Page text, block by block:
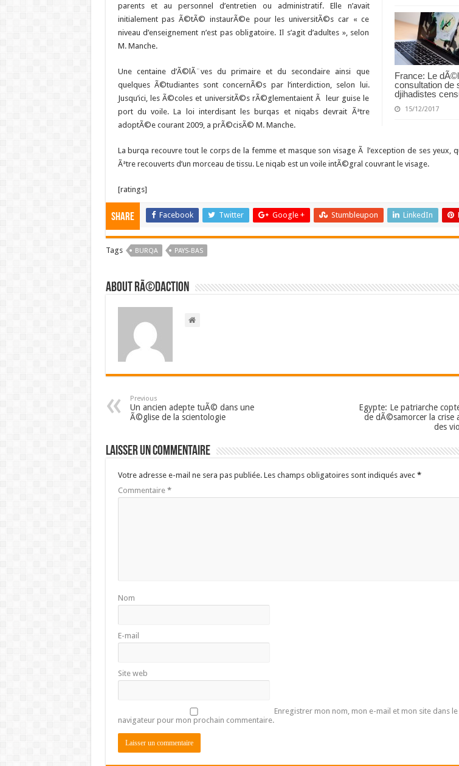
France: Le
consultation de
djihadistes
15/12/2017
parents et au personnel d’entretien ou administratif. Elle n’avait
initialement pas Ã©tÃ© instaurÃ©e pour les universitÃ©s car « ce
niveau d’enseignement n’est pas obligatoire. Il s’agit d’adultes », selon
M. Manche.
Une centaine d’Ã©lÃ¨ves du primaire et du secondaire ainsi que
quelques Ã©tudiantes sont concernÃ©s par l’interdiction, selon lui.
Jusqu’ici, les Ã©coles et universitÃ©s rÃ©glementaient Ã leur guise le
port du voile. La loi interdisant les burqas et niqabs devrait Ãªtre
adoptÃ©e courant 2009, a prÃ©cisÃ© M. Manche.
La burqa recouvre tout le corps de la femme et masque son visage Ã l’exception de ses yeux,
Ãªtre recouverts d’un morceau de tissu. Le niqab est un voile intÃ©gral couvrant le visage.
[ratings]
Share Facebook Twitter Google + Stumbleupon LinkedIn
Tags BURQA PAYS-BAS
About RÃ©daction
Previous
Un ancien adepte tuÃ© dans une
Ã©glise de la scientologie
Egypte: Le patriarche
de dÃ©samorcer la crise
des
Laisser un commentaire
Votre adresse e-mail ne sera pas publiée. Les champs obligatoires sont indiqués avec *
Commentaire *
Nom
E-mail
Site web
Enregistrer mon nom, mon e-mail et mon site dans le
navigateur pour mon prochain commentaire.